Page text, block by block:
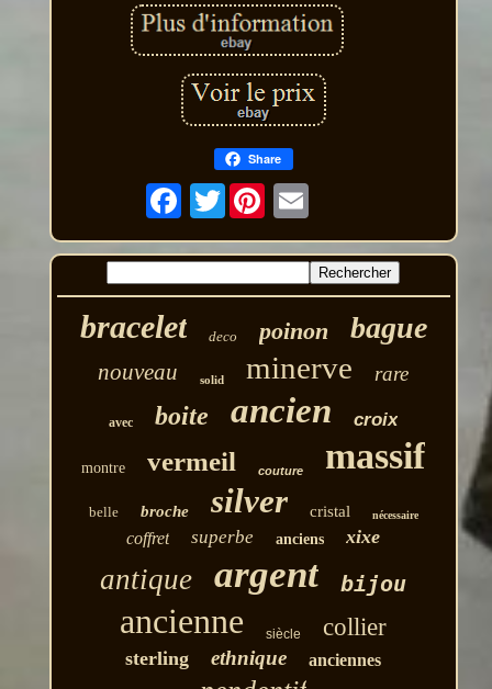
Share
Twitter
bracelet deco poinon bague
nouveau solid minerve rare
avec boite ancien croix
montre vermeil couture massif
belle broche silver cristal nécessaire
coffret superbe anciens xixe
antique argent bijou
ancienne siècle collier
sterling ethnique anciennes